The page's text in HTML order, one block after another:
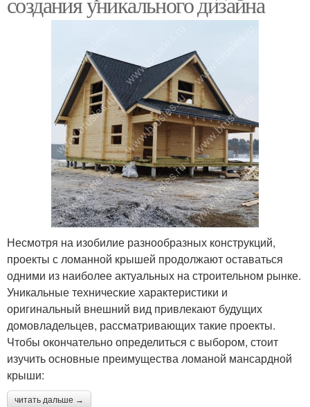
Несмотря на изобилие разнообразных конструкций,
проекты с ломанной крышей продолжают оставаться
одними из наиболее актуальных на строительном рынке.
Уникальные технические характеристики и
оригинальный внешний вид привлекают будущих
домовладельцев, рассматривающих такие проекты.
Чтобы окончательно определиться с выбором, стоит
изучить основные преимущества ломаной мансардной
крыши:
читать дальше →